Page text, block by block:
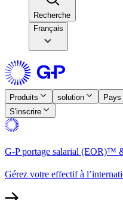
Recherche​​
Français
Produits​​ solution​​ Pays​​
S'inscrire​​
G-P portage salarial (EOR)™
Gérez votre effectif à